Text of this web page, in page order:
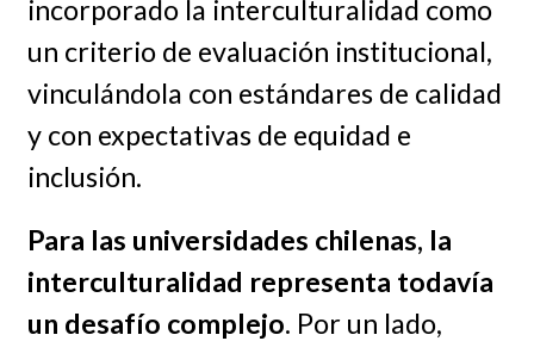
incorporado la interculturalidad como
un criterio de evaluación institucional,
vinculándola con estándares de calidad
y con expectativas de equidad e
inclusión.
Para las universidades chilenas, la
interculturalidad representa todavía
un desafío complejo. Por un lado,